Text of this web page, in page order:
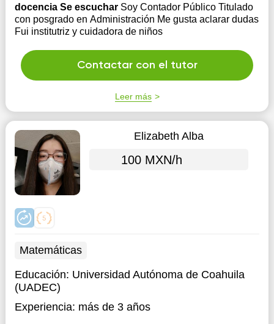
docencia Se escuchar Soy Contador Público Titulado
con posgrado en Administración Me gusta aclarar dudas
Fui institutriz y cuidadora de niños
Contactar con el tutor
Leer más
Elizabeth Alba
100 MXN/h
Matemáticas
Educación: Universidad Autónoma de Coahuila
(UADEC)
Experiencia: más de 3 años